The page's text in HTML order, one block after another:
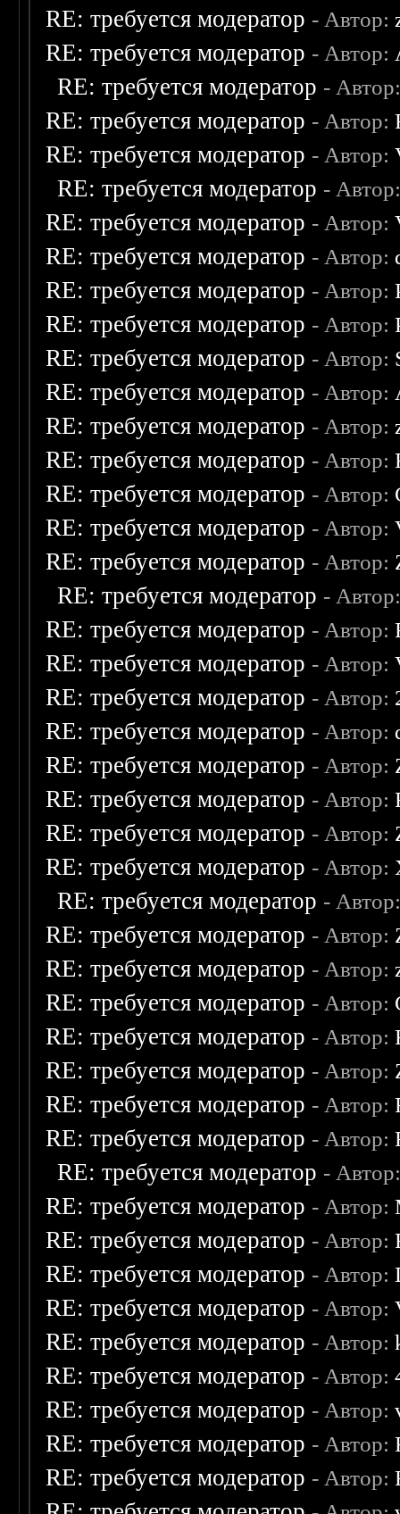
RE: требуется модератор - Автор:
RE: требуется модератор - Автор:
RE: требуется модератор -
RE: требуется модератор - Автор:
RE: требуется модератор - Автор:
RE: требуется модератор -
RE: требуется модератор - Автор:
RE: требуется модератор - Автор:
RE: требуется модератор - Автор:
RE: требуется модератор - Автор:
RE: требуется модератор - Автор:
RE: требуется модератор - Автор:
RE: требуется модератор - Автор:
RE: требуется модератор - Автор:
RE: требуется модератор - Автор:
RE: требуется модератор - Автор:
RE: требуется модератор - Автор:
RE: требуется модератор -
RE: требуется модератор - Автор:
RE: требуется модератор - Автор:
RE: требуется модератор - Автор:
RE: требуется модератор - Автор:
RE: требуется модератор - Автор:
RE: требуется модератор - Автор:
RE: требуется модератор - Автор:
RE: требуется модератор - Автор:
RE: требуется модератор -
RE: требуется модератор - Автор:
RE: требуется модератор - Автор:
RE: требуется модератор - Автор:
RE: требуется модератор - Автор:
RE: требуется модератор - Автор:
RE: требуется модератор - Автор:
RE: требуется модератор - Автор:
RE: требуется модератор -
RE: требуется модератор - Автор:
RE: требуется модератор - Автор:
RE: требуется модератор - Автор:
RE: требуется модератор - Автор:
RE: требуется модератор - Автор:
RE: требуется модератор - Автор:
RE: требуется модератор - Автор:
RE: требуется модератор - Автор:
RE: требуется модератор - Автор: